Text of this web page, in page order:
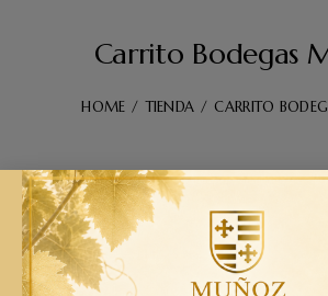
Carrito Bodegas
HOME TIENDA CARRITO
Tu carrito está vacío.